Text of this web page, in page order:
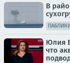
В
Юлия
что